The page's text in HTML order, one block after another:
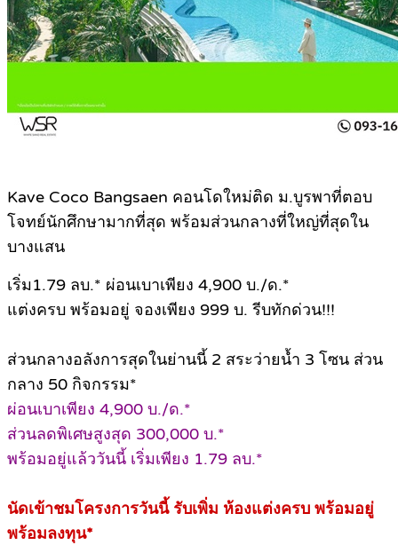
Kave Coco Bangsaen คอนโดใหม่ติด ม.บูรพาที่ตอบ
โจทย์นักศึกษามากที่สุด พร้อมส่วนกลางที่ใหญ่ที่สุดใน
บางแสน
เริ่ม1.79 ลบ.* ผ่อนเบาเพียง 4,900 บ./ด.*
แต่งครบ พร้อมอยู่ จองเพียง 999 บ. รีบทักด่วน!!!
ส่วนกลางอลังการสุดในย่านนี้ 2 สระว่ายน้ำ 3 โซน ส่วน
กลาง 50 กิจกรรม*
ผ่อนเบาเพียง 4,900 บ./ด.*
ส่วนลดพิเศษสูงสุด 300,000 บ.*
พร้อมอยู่แล้ววันนี้ เริ่มเพียง 1.79 ลบ.*
นัดเข้าชมโครงการวันนี้ รับเพิ่ม ห้องแต่งครบ พร้อมอยู่
พร้อมลงทุน*